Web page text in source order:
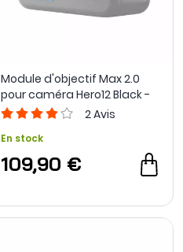
Module d'objectif Max 2.0
pour caméra Hero12 Black -
GoPro
2Avis
En stock
109,90 €